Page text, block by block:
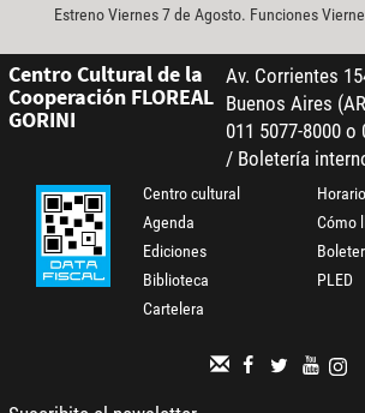
Estreno Viernes 7 de Agosto. Funciones
Centro Cultural de la
Cooperación FLOREAL
GORINI
Av. Corrientes
Buenos Aires
011 5077-8000 o
/ Boletería
Centro cultural
Agenda
Ediciones
Biblioteca
Cartelera
Cómo
PLED